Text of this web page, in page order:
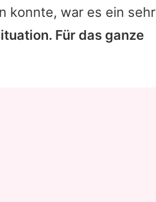
konnte, war es ein sehr
Für das ganze